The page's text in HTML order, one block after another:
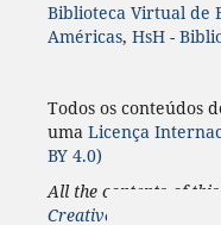
Biblioteca Virtual de
Américas, HsH -
Todos os conteúdos
uma Licença
BY 4.0)
All the contents of
Creative Commons